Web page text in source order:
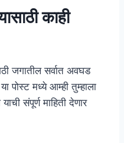
काही
जगातील सर्वात अवघड
मध्ये आम्ही तुम्हाला
संपूर्ण माहिती देणार